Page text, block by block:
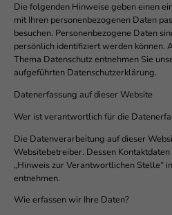
Die folgenden Hinweise geben einen
mit Ihren personenbezogenen Daten
besuchen. Personenbezogene Daten
persönlich identifiziert werden können.
Thema Datenschutz entnehmen Sie
aufgeführten Datenschutzerklärung.
Datenerfassung auf dieser Website
Wer ist verantwortlich für die
Die Datenverarbeitung auf dieser
Websitebetreiber. Dessen
„Hinweis zur Verantwortlichen Stelle“
entnehmen.
Wie erfassen wir Ihre Daten?